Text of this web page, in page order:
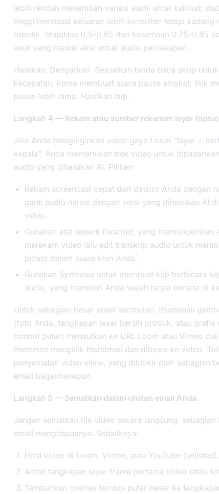
lebih rendah menambah variasi alami antar kalimat;
tinggi membuat keluaran lebih konsisten tetapi
robotik. Stabilitas 0,5-0,65 dan kesamaan 0,75-0,85
awal yang masuk akal untuk audio percakapan.
Hasilkan. Dengarkan. Sesuaikan tanda baca skrip
kecepatan, koma membuat suara pause singkat; titik
pause lebih lama. Hasilkan lagi.
Langkah 4 — Rekam atau sumber rekaman layar
Jika Anda menginginkan video gaya Loom “layar +
kepala”, Anda memerlukan trek video untuk
audio yang dihasilkan AI. Pilihan:
Rekam screencast cepat dari dasbor Anda dengan
ganti audio narasi dengan versi yang dihasilkan AI
video.
Gunakan alat seperti Descript, yang memungkinkan
merekam video lalu edit transkrip audio untuk
pidato dalam suara klon Anda.
Gunakan Synthesia untuk membuat klip berbicara
audio, yang memberi Anda wajah tanpa berada di
Untuk sebagian besar email sambutan, thumbnail
(foto Anda, tangkapan layar bersih produk, atau grafis
tombol putar) menautkan ke URL Loom atau Vimeo
Penonton mengklik thumbnail dan dibawa ke video.
penyematan video inline, yang diblokir oleh sebagian
email bagaimanapun.
Langkah 5 — Sematkan dalam urutan email Anda.
Jangan sematkan file video secara langsung, sebagian
email menghapusnya. Sebaliknya:
Host video di Loom, Vimeo, atau YouTube (unlisted).
Ambil tangkapan layar frame pertama video (atau
Tambahkan overlay tombol putar besar ke